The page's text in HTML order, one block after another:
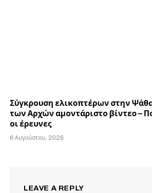
Σύγκρουση ελικοπτέρων στην
των Αρχών αμοντάριστο βίντεο –
οι έρευνες
6 Αυγούστου, 2026
LEAVE A REPLY